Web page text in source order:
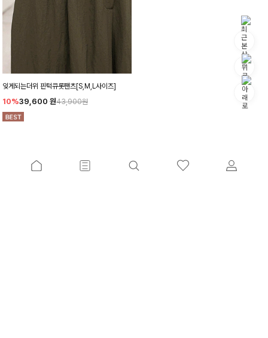
잊게되는더위 핀턱큐롯팬츠[S,M,L사이즈]
10%39,600 원43,900원